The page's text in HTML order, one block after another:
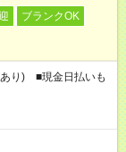
ブランクOK
り) ■現金日払いも